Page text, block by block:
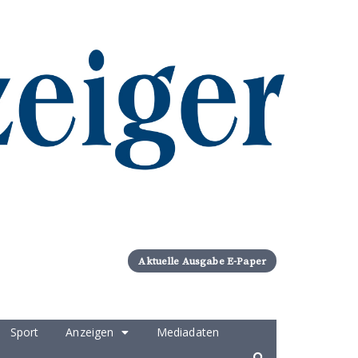
Aktuelle Ausgabe E-Paper
Sport Anzeigen
Mediadaten